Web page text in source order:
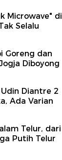
Microwave" di
Selalu
Goreng dan
Diboyong
Diantre 2
Ada Varian
Telur, dari
Putih Telur